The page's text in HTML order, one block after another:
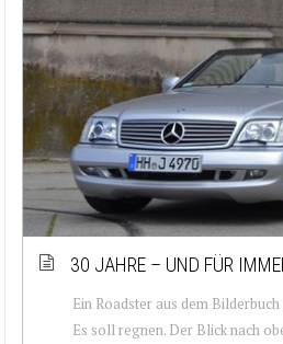
30 JAHRE – UND FÜR
Ein Roadster aus dem
Es soll regnen. Der Blick nach